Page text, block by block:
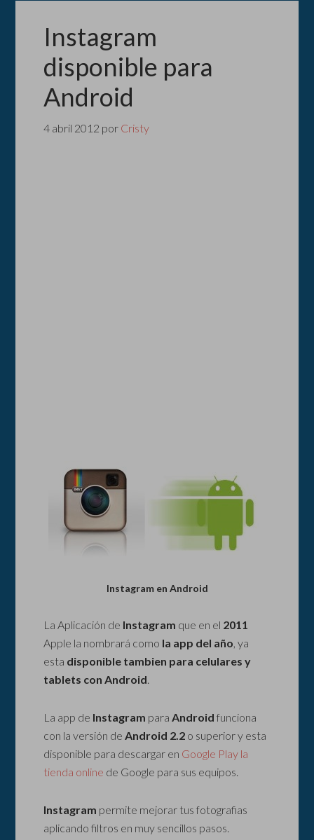
Instagram
disponible para
Android
4 abril 2012 por Cristy
Instagram en Android
La Aplicación de Instagram que en el 2011
Apple la nombrará como la app del año, ya
esta disponible tambien para celulares y
tablets con Android.
La app de Instagram paraAndroid funciona
con la versión de Android 2.2 o superior y esta
disponible para descargar en Google Play la
tienda online de Google para sus equipos.
Instagram permite mejorar tus fotografias
aplicando filtros en muy sencillos pasos.